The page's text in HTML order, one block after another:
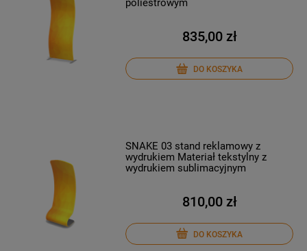
poliestrowym
835,00 zł
DO KOSZYKA
SNAKE 03 stand reklamowy z
wydrukiem Materiał tekstylny z
wydrukiem sublimacyjnym
810,00 zł
DO KOSZYKA